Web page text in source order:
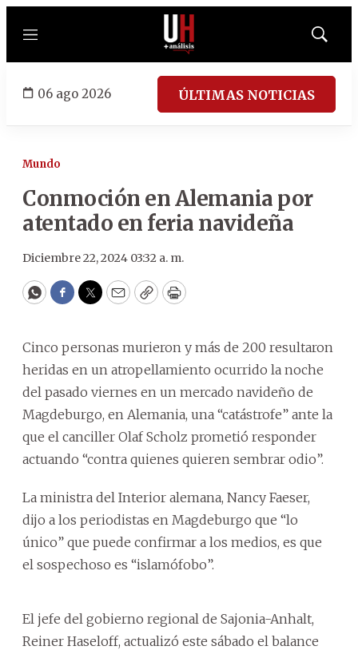
Menú
Mostrar
06 ago 2026 ÚLTIMAS NOTICIAS
Mundo
Conmoción en Alemania por
atentado en feria navideña
Diciembre 22, 2024 03:32 a. m.
WhatsApp
Facebook
Twitter
EmailCopyPrint
Cinco personas murieron y más de 200 resultaron
heridas en un atropellamiento ocurrido la noche
del pasado viernes en un mercado navideño de
Magdeburgo, en Alemania, una “catástrofe” ante la
que el canciller Olaf Scholz prometió responder
actuando “contra quienes quieren sembrar odio”.
La ministra del Interior alemana, Nancy Faeser,
dijo a los periodistas en Magdeburgo que “lo
único” que puede confirmar a los medios, es que
el sospechoso es “islamófobo”.
El jefe del gobierno regional de Sajonia-Anhalt,
Reiner Haseloff, actualizó este sábado el balance